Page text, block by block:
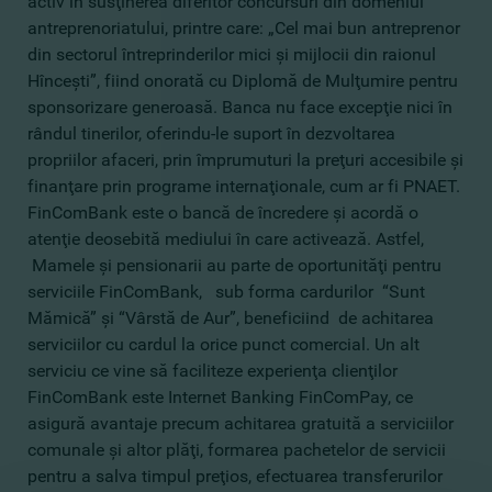
antreprenoriatului, printre care: „Cel mai bun antreprenor
din sectorul întreprinderilor mici şi mijlocii din raionul
Hînceşti”, fiind onorată cu Diplomă de Mulţumire pentru
sponsorizare generoasă. Banca nu face excepţie nici în
rândul tinerilor, oferindu-le suport în dezvoltarea
propriilor afaceri, prin împrumuturi la preţuri accesibile şi
finanţare prin programe internaţionale, cum ar fi PNAET.
FinComBank este o bancă de încredere şi acordă o
atenţie deosebită mediului în care activează. Astfel,
Mamele şi pensionarii au parte de oportunităţi pentru
serviciile FinComBank, sub forma cardurilor “Sunt
Mămică” şi “Vârstă de Aur”, beneficiind de achitarea
serviciilor cu cardul la orice punct comercial. Un alt
serviciu ce vine să faciliteze experienţa clienţilor
FinComBank este Internet Banking FinComPay, ce
asigură avantaje precum achitarea gratuită a serviciilor
comunale şi altor plăţi, formarea pachetelor de servicii
pentru a salva timpul preţios, efectuarea transferurilor